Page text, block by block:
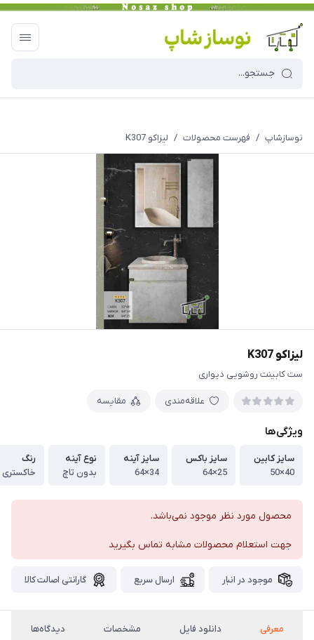
نوسازشاپ / فهرست محصولات / لیزاکو K307
لیزاکو K307
ست کابینت روشویی دیواری
علاقه‌مندی مقایسه
ویژگی‌ها
سایز کابین
40×50
سایز باکس
25×64
سایز آینه
34×64
نوع آینه
بدون تاچ
رنگ
خاکستری
محصول مورد نظر موجود نمی‌باشد.
جهت استعلام محصولات مشابه تماس بگیرید
موجود در انبار ارسال سریع گارانتی اصالت کالا
معرفی دانلود فایل مشخصات دیدگاه‌ها